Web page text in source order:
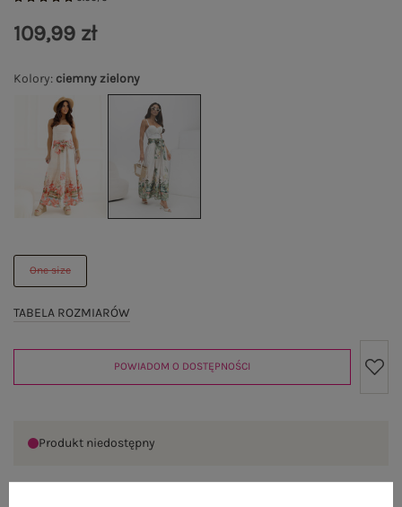
Kolory: ciemny zielony
One size
TABELA ROZMIARÓW
109,99 zł
POWIADOM O DOSTĘPNOŚCI
Produkt niedostępny